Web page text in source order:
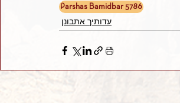
Parshas Bamidbar 5786
עדותיך אתבונן